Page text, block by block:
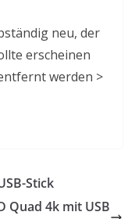
neu, der
erscheinen
werden >
Stick
Quad 4k mit USB